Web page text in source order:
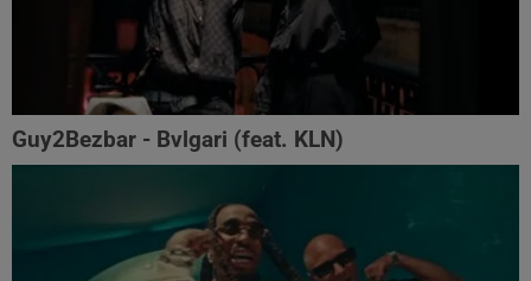
Guy2Bezbar - Bvlgari (feat. KLN)